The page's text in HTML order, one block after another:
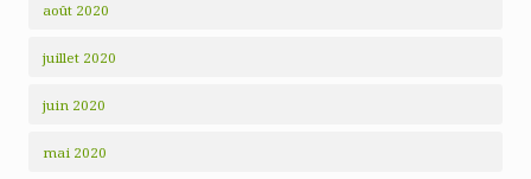
août 2020
juillet 2020
juin 2020
mai 2020